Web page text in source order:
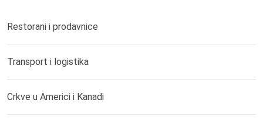
Restorani i prodavnice
Transport i logistika
Crkve u Americi i Kanadi